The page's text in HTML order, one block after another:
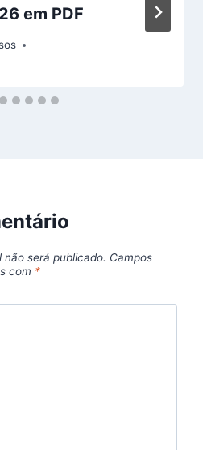
em PDF
não será publicado. Campos
com *